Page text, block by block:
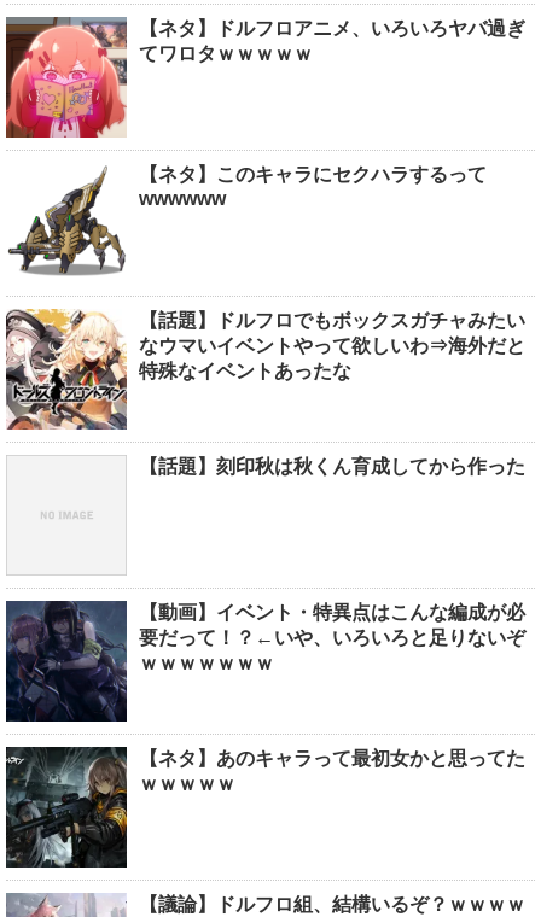
【ネタ】ドルフロアニメ、いろいろヤバ過ぎ
てワロタｗｗｗｗｗ
【ネタ】このキャラにセクハラするって
wwwwww
【話題】ドルフロでもボックスガチャみたい
なウマいイベントやって欲しいわ⇒海外だと
特殊なイベントあったな
【話題】刻印秋は秋くん育成してから作った
【動画】イベント・特異点はこんな編成が必
要だって！？←いや、いろいろと足りないぞ
ｗｗｗｗｗｗｗ
【ネタ】あのキャラって最初女かと思ってた
ｗｗｗｗｗ
【議論】ドルフロ組、結構いるぞ？ｗｗｗｗ